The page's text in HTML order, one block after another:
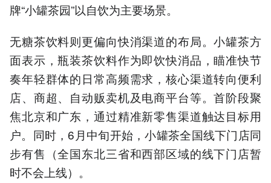
牌“小罐茶园”以自饮为主要场景。
无糖茶饮料则更偏向快消渠道的布局。小罐茶方
面表示，瓶装茶饮料作为即饮快消品，瞄准快节
奏年轻群体的日常高频需求，核心渠道转向便利
店、商超、自动贩卖机及电商平台等。首阶段聚
焦北京和广东，通过精准新零售渠道触达目标用
户。同时，6月中旬开始，小罐茶全国线下门店同
步有售（全国东北三省和西部区域的线下门店暂
时不会上线）。